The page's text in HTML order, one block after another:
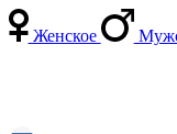
Женское